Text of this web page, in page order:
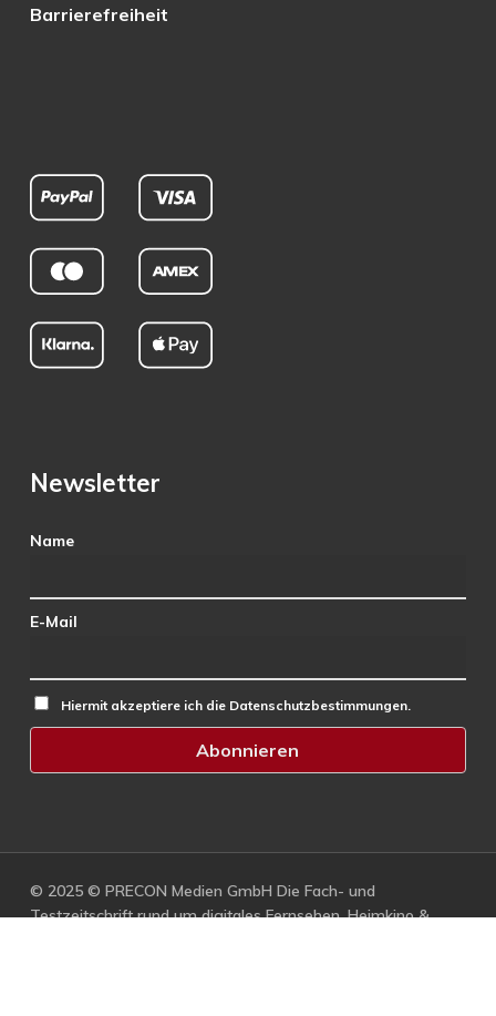
Barrierefreiheit
Newsletter
Name
E-Mail
Hiermit akzeptiere ich die Datenschutzbestimmungen.
© 2025 © PRECON Medien GmbH Die Fach- und
Testzeitschrift rund um digitales Fernsehen, Heimkino &